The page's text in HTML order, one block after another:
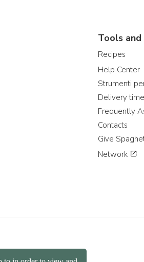
Tools
Recipes
Help Center
Strumenti
Delivery
Frequently
Contacts
Give
Network